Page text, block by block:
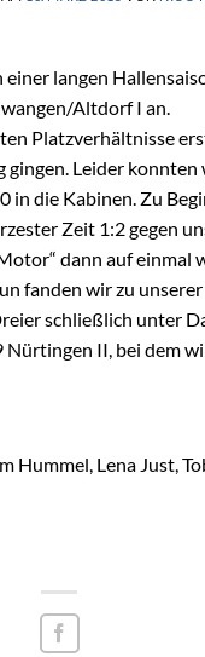
langen
Altdorf I an.
Platzverhältnisse
Leider
in die Kabinen. Zu
Zeit 1:2 gegen
dann auf einmal
fanden wir zu
schließlich unter
Nürtingen II, bei dem
Hummel, Lena Just,